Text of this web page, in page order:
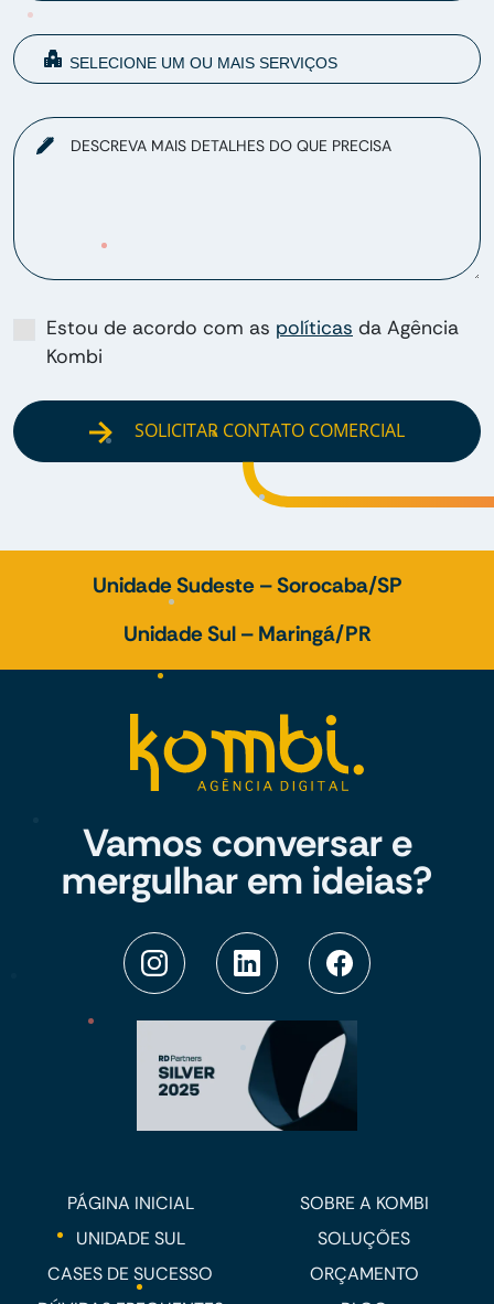
DESCREVA MAIS DETALHES DO QUE PRECISA
Estou de acordo com as políticas da Agência
Kombi
SOLICITAR CONTATO COMERCIAL
Unidade Sudeste – Sorocaba/SP
Unidade Sul – Maringá/PR
Vamos conversar e
mergulhar em ideias?
PÁGINA INICIAL
SOBRE A KOMBI
UNIDADE SUL
SOLUÇÕES
CASES DE SUCESSO
ORÇAMENTO